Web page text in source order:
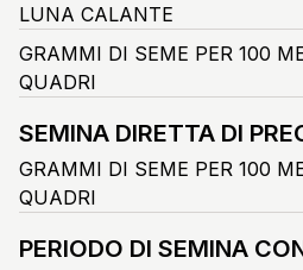
LUNA CALANTE
GRAMMI DI SEME PER 100
QUADRI
SEMINA DIRETTA DI
GRAMMI DI SEME PER 100
QUADRI
PERIODO DI SEMINA